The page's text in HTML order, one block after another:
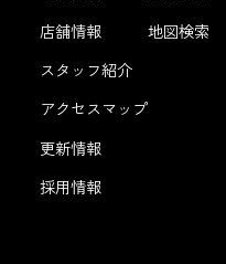
店舗情報
スタッフ紹介
アクセスマップ
更新情報
採用情報
地図検索